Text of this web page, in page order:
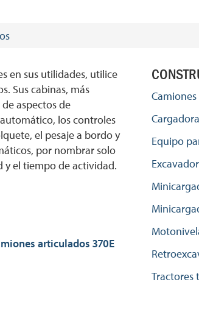
en sus utilidades, utilice
Sus cabinas, más
aspectos de
los controles
el pesaje a bordo y
por nombrar solo
el tiempo de actividad.
articulados 370E
Equipo
Tractores